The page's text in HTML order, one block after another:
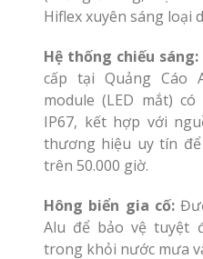
Hiflex xuyên sáng loại
Hệ thống chiếu sáng:
cấp tại Quảng Cáo
module (LED mắt)
IP67, kết hợp với
thương hiệu uy tín
trên 50.000 giờ.
Hông biển gia cố:
Alu để bảo vệ tuyệt
trong khỏi nước mưa